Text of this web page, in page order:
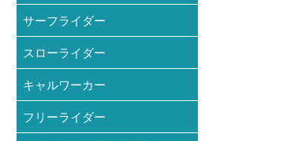
サーフライダー
スローライダー
キャルワーカー
フリーライダー